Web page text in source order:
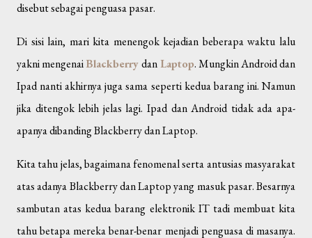
disebut sebagai penguasa pasar.
Di sisi lain, mari kita menengok kejadian beberapa waktu lalu
yakni mengenaiBlackberry dan Laptop. Mungkin Android dan
Ipad nanti akhirnya juga sama seperti kedua barang ini. Namun
jika ditengok lebih jelas lagi. Ipad dan Android tidak ada apa-
apanya dibanding Blackberry dan Laptop.
Kita tahu jelas, bagaimana fenomenal serta antusias masyarakat
atas adanya Blackberry dan Laptop yang masuk pasar. Besarnya
sambutan atas kedua barang elektronik IT tadi membuat kita
tahu betapa mereka benar-benar menjadi penguasa di masanya.